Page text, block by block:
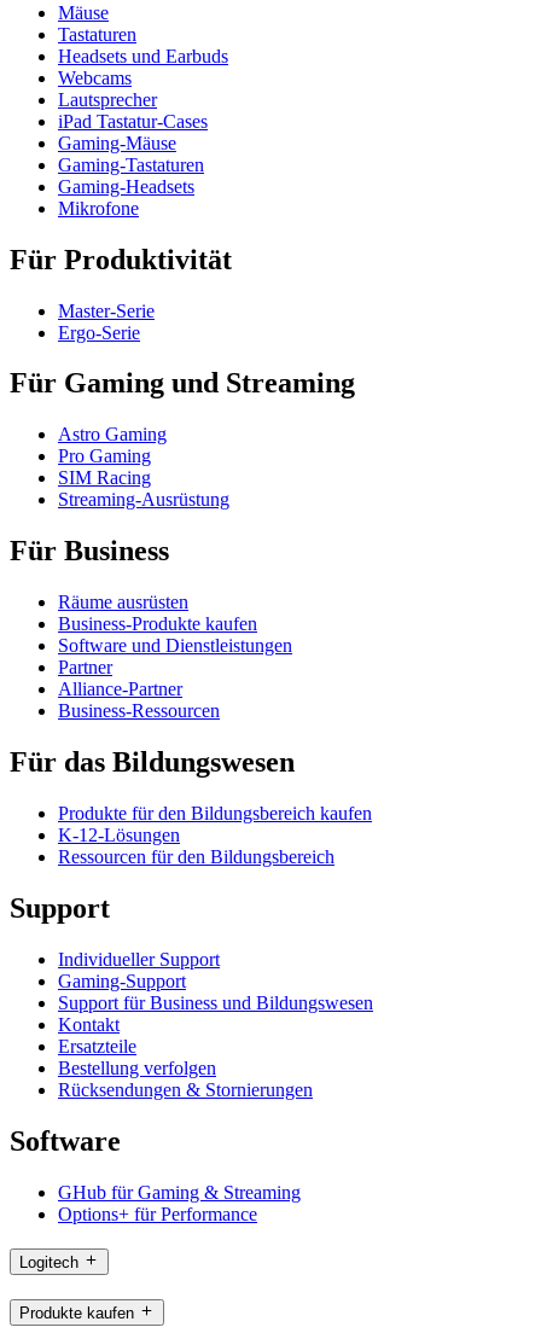
Mäuse
Tastaturen
Headsets und Earbuds
Webcams
Lautsprecher
iPad Tastatur-Cases
Gaming-Mäuse
Gaming-Tastaturen
Gaming-Headsets
Mikrofone
Für Produktivität
Master-Serie
Ergo-Serie
Für Gaming und Streaming
Astro Gaming
Pro Gaming
SIM Racing
Streaming-Ausrüstung
Für Business
Räume ausrüsten
Business-Produkte kaufen
Software und Dienstleistungen
Partner
Alliance-Partner
Business-Ressourcen
Für das Bildungswesen
Produkte für den Bildungsbereich kaufen
K-12-Lösungen
Ressourcen für den Bildungsbereich
Support
Individueller Support
Gaming-Support
Support für Business und Bildungswesen
Kontakt
Ersatzteile
Bestellung verfolgen
Rücksendungen & Stornierungen
Software
GHub für Gaming & Streaming
Options+ für Performance
Logitech
Produkte kaufen